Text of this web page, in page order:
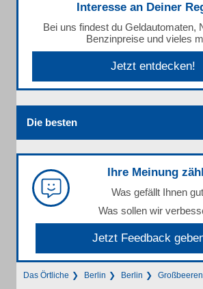
Interesse an Deiner
Bei uns findest du Geldautomaten,
Benzinpreise und vieles
Jetzt entdecken!
Die besten
Ihre Meinung
Was gefällt Ihnen
Was sollen wir
Jetzt Feedback
Das Örtliche Berlin Berlin